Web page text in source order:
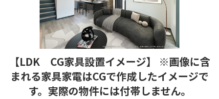
【LDK CG家具設置イメージ】 ※画像に含
まれる家具家電はCGで作成したイメージで
す。実際の物件には付帯しません。